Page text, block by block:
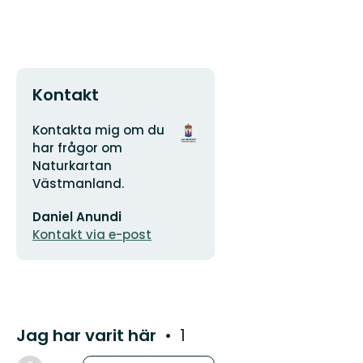
Kontakt
Adress
Kontakta mig om du
har frågor om
Naturkartan
Västmanland.
postadress
Daniel Anundi
Kontakt via e-post
Organisationens
logotyp
Jag har varit här 1